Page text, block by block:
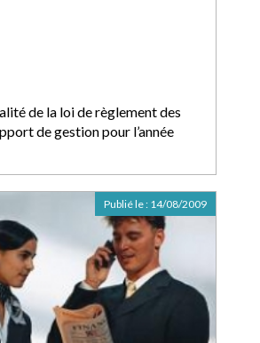
de la loi de règlement des
de gestion pour l’année
Publié le : 14/08/2009